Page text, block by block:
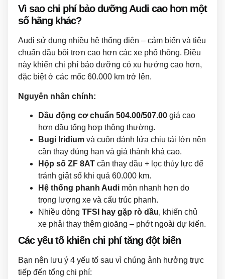
Vì sao chi phí bảo dưỡng Audi cao hơn một
số hãng khác?
Audi sử dụng nhiều hệ thống điện – cảm biến và tiêu
chuẩn dầu bôi trơn cao hơn các xe phổ thông. Điều
này khiến chi phí bảo dưỡng có xu hướng cao hơn,
đặc biệt ở các mốc 60.000 km trở lên.
Nguyên nhân chính:
Dầu động cơ chuẩn 504.00/507.00 giá cao
hơn dầu tổng hợp thông thường.
Bugi Iridium và cuộn đánh lửa chịu tải lớn nên
cần thay đúng hạn và giá thành khá cao.
Hộp số ZF 8AT cần thay dầu + lọc thủy lực để
tránh giật số khi quá 60.000 km.
Hệ thống phanh Audi mòn nhanh hơn do
trọng lượng xe và cấu trúc phanh.
Nhiều dòng TFSI hay gặp rò dầu, khiến chủ
xe phải thay thêm gioăng – phớt ngoài dự kiến.
Các yếu tố khiến chi phí tăng đột biến
Bạn nên lưu ý 4 yếu tố sau vì chúng ảnh hưởng trực
tiếp đến tổng chi phí: